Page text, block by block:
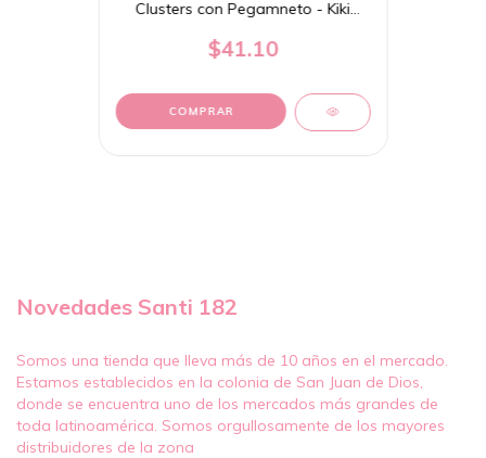
Clusters con Pegamneto - Kiki
$41.10
COMPRAR
Novedades Santi 182
Somos una tienda que lleva más de 10 años en el mercado.
Estamos establecidos en la colonia de San Juan de Dios,
donde se encuentra uno de los mercados más grandes de
toda latinoamérica. Somos orgullosamente de los mayores
distribuidores de la zona